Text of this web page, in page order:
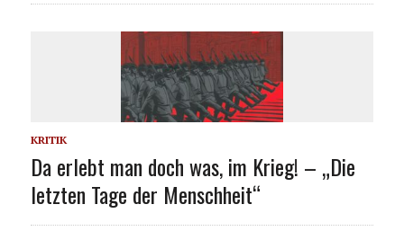
KRITIK
Da erlebt man doch was, im Krieg! – „Die
letzten Tage der Menschheit“